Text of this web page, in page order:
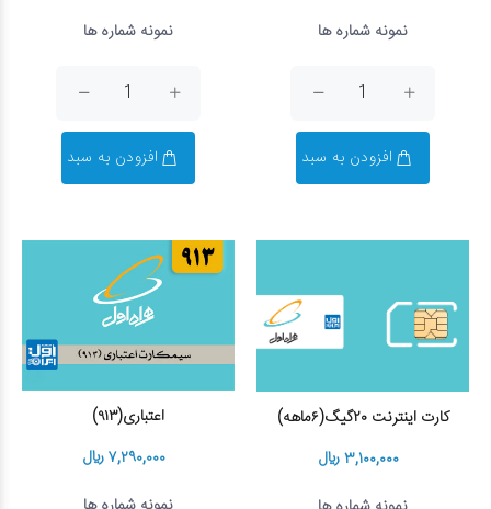
نمونه شماره ها
افزودن به سبد
نمونه شماره ها
افزودن به سبد
کارت اینترنت ۲۰گیگ(۶ماهه)
۳,۱۰۰,۰۰۰ ریال
اعتباری(۹۱۳)
۷,۲۹۰,۰۰۰ ریال